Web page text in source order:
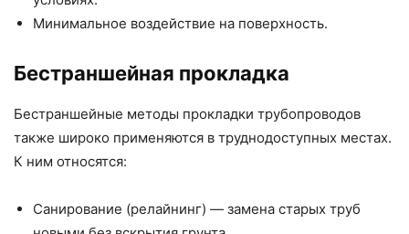
Минимальное воздействие на поверхность.
Бестраншейная прокладка
Бестраншейные методы прокладки трубопроводов
также широко применяются в труднодоступных местах.
К ним относятся:
Санирование (релайнинг) — замена старых труб